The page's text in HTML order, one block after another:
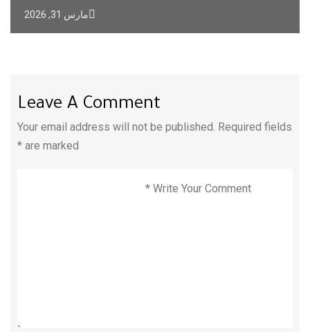
مارس 31, 2026
Leave A Comment
Your email address will not be published. Required fields
are marked *